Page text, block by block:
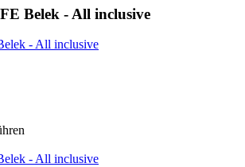
Belek - All inclusive
- All inclusive
- All inclusive